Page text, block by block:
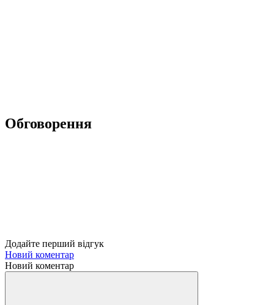
Обговорення
Додайте перший відгук
Новий коментар
Новий коментар